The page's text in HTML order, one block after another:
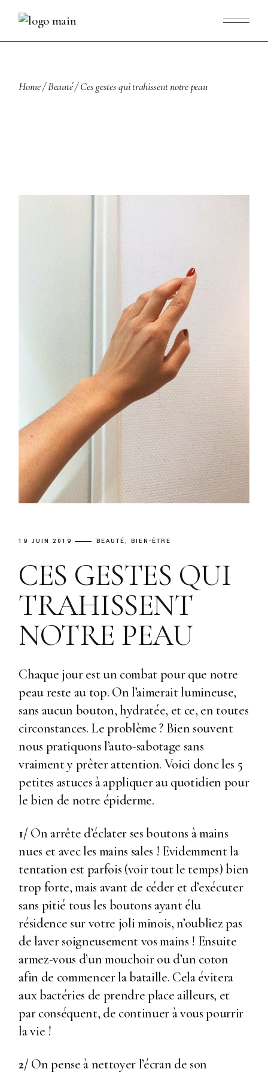
content
Home Beauté Ces gestes qui trahissent notre peau
19 JUIN 2019 BEAUTÉ BIEN-ÊTRE
CES GESTES QUI
TRAHISSENT
NOTRE PEAU
Chaque jour est un combat pour que notre
peau reste au top. On l’aimerait lumineuse,
sans aucun bouton, hydratée, et ce, en toutes
circonstances. Le problème ? Bien souvent
nous pratiquons l’auto-sabotage sans
vraiment y prêter attention. Voici donc les 5
petites astuces à appliquer au quotidien pour
le bien de notre épiderme.
1/ On arrête d’éclater ses boutons à mains
nues et avec les mains sales ! Evidemment la
tentation est parfois (voir tout le temps) bien
trop forte, mais avant de céder et d’exécuter
sans pitié tous les boutons ayant élu
résidence sur votre joli minois, n’oubliez pas
de laver soigneusement vos mains ! Ensuite
armez-vous d’un mouchoir ou d’un coton
afin de commencer la bataille. Cela évitera
aux bactéries de prendre place ailleurs, et
par conséquent, de continuer à vous pourrir
la vie !
2/ On pense à nettoyer l’écran de son